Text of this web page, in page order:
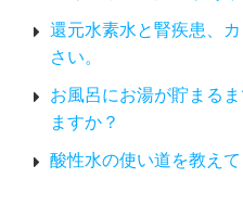
還元水素水と腎疾患、
さい。
お風呂にお湯が貯まる
ますか？
酸性水の使い道を教えて